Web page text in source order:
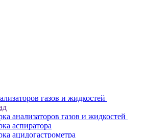
газов и жидкостей
анализаторов газов и жидкостей
аспиратора
ацидогастрометра